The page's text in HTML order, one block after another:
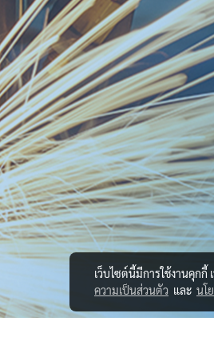
เว็บไซต์นี้มีการใช้งานคุก
ความเป็นส่วนตัว และ นโ